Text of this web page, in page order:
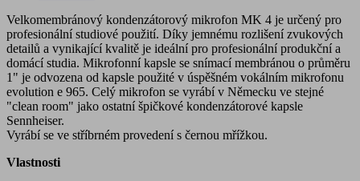
Velkomembránový kondenzátorový mikrofon MK 4 je určený pro
profesionální studiové použití. Díky jemnému rozlišení zvukových
detailů a vynikající kvalitě je ideální pro profesionální produkční a
domácí studia. Mikrofonní kapsle se snímací membránou o průměru
1" je odvozena od kapsle použité v úspěšném vokálním mikrofonu
evolution e 965. Celý mikrofon se vyrábí v Německu ve stejné
"clean room" jako ostatní špičkové kondenzátorové kapsle
Sennheiser.
Vyrábí se ve stříbrném provedení s černou mřížkou.
Vlastnosti